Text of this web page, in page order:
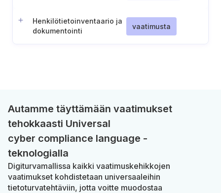
Henkilötietoinventaario ja
dokumentointi
vaatimusta
Autamme täyttämään vaatimukset
tehokkaasti Universal
cyber compliance language -
teknologialla
Digiturvamallissa kaikki vaatimuskehikkojen
vaatimukset kohdistetaan universaaleihin
tietoturvatehtäviin, jotta voitte muodostaa